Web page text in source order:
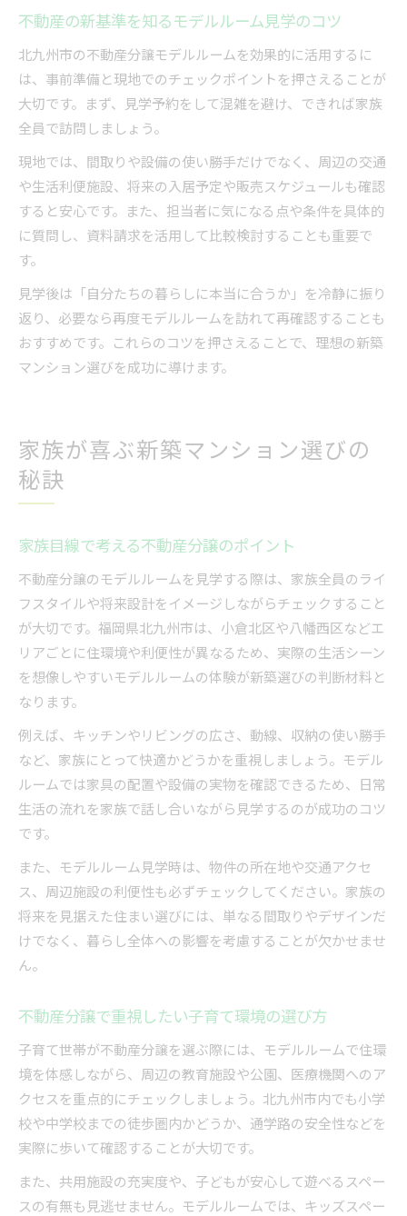
不動産の新基準を知るモデルルーム見学のコツ
北九州市の不動産分譲モデルルームを効果的に活用するに
は、事前準備と現地でのチェックポイントを押さえることが
大切です。まず、見学予約をして混雑を避け、できれば家族
全員で訪問しましょう。
現地では、間取りや設備の使い勝手だけでなく、周辺の交通
や生活利便施設、将来の入居予定や販売スケジュールも確認
すると安心です。また、担当者に気になる点や条件を具体的
に質問し、資料請求を活用して比較検討することも重要で
す。
見学後は「自分たちの暮らしに本当に合うか」を冷静に振り
返り、必要なら再度モデルルームを訪れて再確認することも
おすすめです。これらのコツを押さえることで、理想の新築
マンション選びを成功に導けます。
家族が喜ぶ新築マンション選びの
秘訣
家族目線で考える不動産分譲のポイント
不動産分譲のモデルルームを見学する際は、家族全員のライ
フスタイルや将来設計をイメージしながらチェックすること
が大切です。福岡県北九州市は、小倉北区や八幡西区などエ
リアごとに住環境や利便性が異なるため、実際の生活シーン
を想像しやすいモデルルームの体験が新築選びの判断材料と
なります。
例えば、キッチンやリビングの広さ、動線、収納の使い勝手
など、家族にとって快適かどうかを重視しましょう。モデル
ルームでは家具の配置や設備の実物を確認できるため、日常
生活の流れを家族で話し合いながら見学するのが成功のコツ
です。
また、モデルルーム見学時は、物件の所在地や交通アクセ
ス、周辺施設の利便性も必ずチェックしてください。家族の
将来を見据えた住まい選びには、単なる間取りやデザインだ
けでなく、暮らし全体への影響を考慮することが欠かせませ
ん。
不動産分譲で重視したい子育て環境の選び方
子育て世帯が不動産分譲を選ぶ際には、モデルルームで住環
境を体感しながら、周辺の教育施設や公園、医療機関へのア
クセスを重点的にチェックしましょう。北九州市内でも小学
校や中学校までの徒歩圏内かどうか、通学路の安全性などを
実際に歩いて確認することが大切です。
また、共用施設の充実度や、子どもが安心して遊べるスペー
スの有無も見逃せません。モデルルームでは、キッズスペー